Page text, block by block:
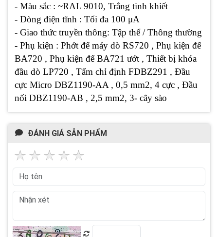
- Màu sắc : ~RAL 9010, Trắng tinh khiết
- Dòng điện tĩnh : Tối đa 100 μA
- Giao thức truyền thông: Tập thể / Thông thường
- Phụ kiện : Phớt đế máy dò RS720 , Phụ kiện đế
BA720 , Phụ kiện đế BA721 ướt , Thiết bị khóa
đầu dò LP720 , Tấm chỉ định FDBZ291 , Đầu
cực Micro DBZ1190-AA , 0,5 mm2, 4 cực , Đầu
nối DBZ1190-AB , 2,5 mm2, 3- cây sào
ĐÁNH GIÁ SẢN PHẨM